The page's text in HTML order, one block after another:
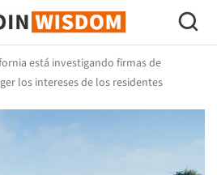
de Bitcoin
está investigando firmas de
los intereses de los residentes